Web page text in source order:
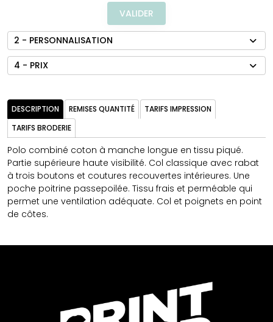
VALIDER
2 - PERSONNALISATION
4 - PRIX
DESCRIPTION REMISES QUANTITÉ
TARIFS IMPRESSION
TARIFS BRODERIE
Polo combiné coton à manche longue en tissu piqué.
Partie supérieure haute visibilité. Col classique avec rabat
à trois boutons et coutures recouvertes intérieures. Une
poche poitrine passepoilée. Tissu frais et perméable qui
permet une ventilation adéquate. Col et poignets en point
de côtes.